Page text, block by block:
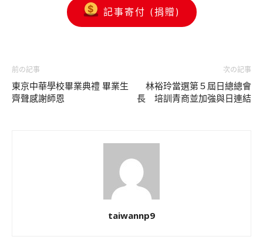
記事寄付 (捐贈)
前の記事
東京中華學校畢業典禮 畢業生
齊聲感謝師恩
次の記事
林裕玲當選第５屆日總總會
長 培訓青商並加強與日連結
taiwannp9